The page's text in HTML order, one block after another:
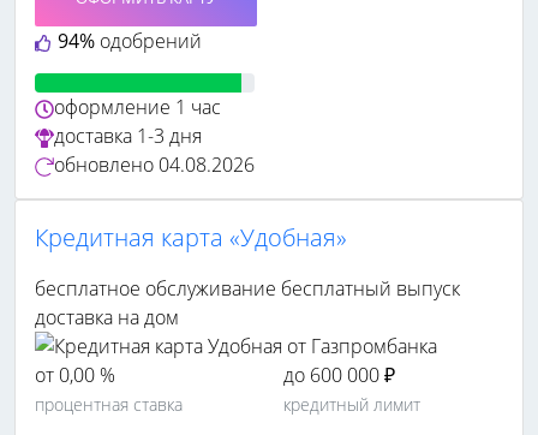
94% одобрений
оформление 1 час
доставка 1-3 дня
обновлено 04.08.2026
Кредитная карта «Удобная»
бесплатное обслуживание бесплатный выпуск
доставка на дом
от 0,00 %
процентная ставка
до 600 000 ₽
кредитный лимит